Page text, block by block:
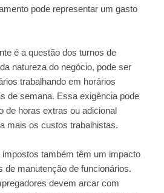
pode representar um gasto
é a questão dos turnos de
natureza do negócio, pode ser
trabalhando em horários
de semana. Essa exigência pode
de horas extras ou adicional
mais os custos trabalhistas.
também têm um impacto
de manutenção de funcionários.
devem arcar com